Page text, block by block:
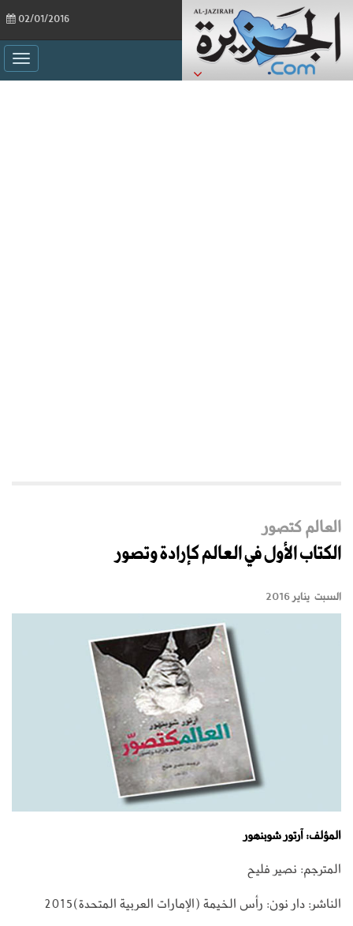
العالم كتصور
الكتاب الأول في العالم كإرادة وتصور
السبت يناير 2016
المؤلف: آرتور شوبنهور
المترجم: نصير فليح
الناشر: دار نون: رأس الخيمة (الإمارات العربية المتحدة)2015